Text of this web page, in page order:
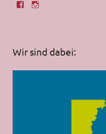
Wir sind dabei: